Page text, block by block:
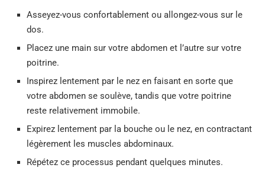
Asseyez-vous confortablement ou allongez-vous sur le
dos.
Placez une main sur votre abdomen et l’autre sur votre
poitrine.
Inspirez lentement par le nez en faisant en sorte que
votre abdomen se soulève, tandis que votre poitrine
reste relativement immobile.
Expirez lentement par la bouche ou le nez, en contractant
légèrement les muscles abdominaux.
Répétez ce processus pendant quelques minutes.